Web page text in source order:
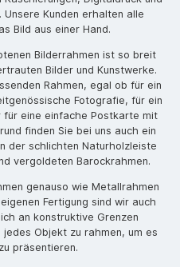
Kunden erhalten alle
Bild aus einer Hand.
Bilderrahmen ist so breit
Bilder und Kunstwerke.
Rahmen, egal ob für ein
Fotografie, für ein
für eine einfache Postkarte mit
finden Sie bei uns auch ein
der schlichten Naturholzleiste
vergoldeten Barockrahmen.
genauso wie Metallrahmen
Fertigung sind wir auch
an konstruktive Grenzen
Objekt zu rahmen, um es
präsentieren.